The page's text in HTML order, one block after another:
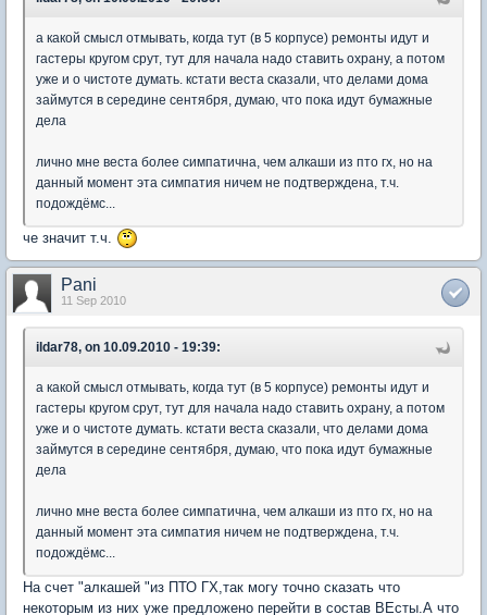
а какой смысл отмывать, когда тут (в 5 корпусе) ремонты идут и
гастеры кругом срут, тут для начала надо ставить охрану, а потом
уже и о чистоте думать. кстати веста сказали, что делами дома
займутся в середине сентября, думаю, что пока идут бумажные
дела
лично мне веста более симпатична, чем алкаши из пто гх, но на
данный момент эта симпатия ничем не подтверждена, т.ч.
подождёмс...
че значит т.ч.
Pani
11 Sep 2010
ildar78, on 10.09.2010 - 19:39:
а какой смысл отмывать, когда тут (в 5 корпусе) ремонты идут и
гастеры кругом срут, тут для начала надо ставить охрану, а потом
уже и о чистоте думать. кстати веста сказали, что делами дома
займутся в середине сентября, думаю, что пока идут бумажные
дела
лично мне веста более симпатична, чем алкаши из пто гх, но на
данный момент эта симпатия ничем не подтверждена, т.ч.
подождёмс...
На счет "алкашей "из ПТО ГХ,так могу точно сказать что
некоторым из них уже предложено перейти в состав ВЕсты.А что